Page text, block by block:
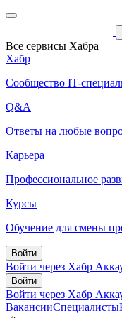
Все сервисы Хабра
Хабр
Сообщество IT-
Q&A
Ответы на любые
Карьера
Профессиональное
Курсы
Обучение для смены
Войти
Войти через Хабр
Войти
Войти через Хабр
ВакансииСпециалисты